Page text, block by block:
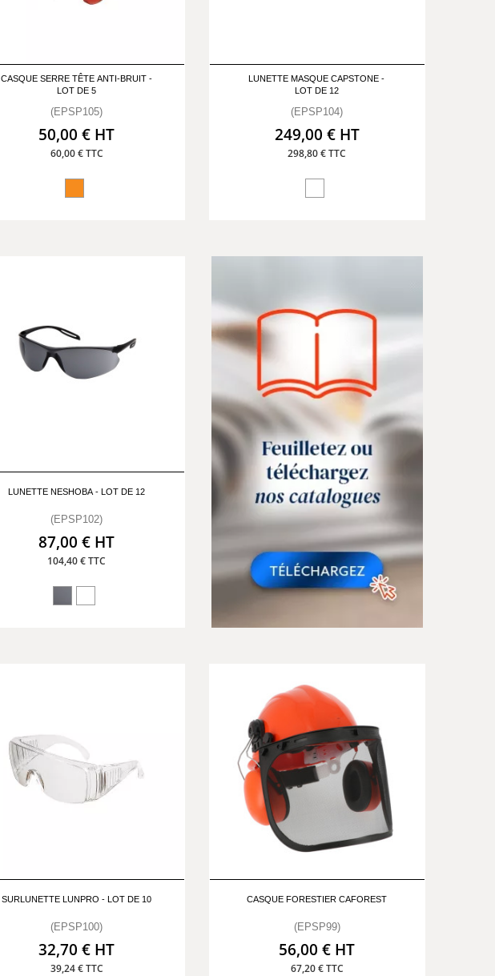
CASQUE SERRE TÊTE ANTI-BRUIT -
LOT DE 5
(EPSP105)
50,00 € HT
60,00 € TTC
LUNETTE MASQUE CAPSTONE -
LOT DE 12
(EPSP104)
249,00 € HT
298,80 € TTC
LUNETTE NESHOBA - LOT DE 12
(EPSP102)
87,00 € HT
104,40 € TTC
SURLUNETTE LUNPRO - LOT DE 10
(EPSP100)
32,70 € HT
39,24 € TTC
CASQUE FORESTIER CAFOREST
(EPSP99)
56,00 € HT
67,20 € TTC